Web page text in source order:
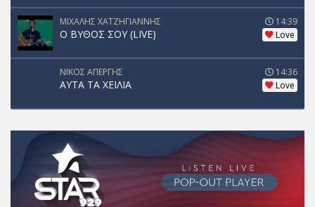
ΜΙΧΑΛΗΣ ΧΑΤΖΗΓΙΑΝΝΗΣ
Ο ΒΥΘΟΣ ΣΟΥ (LIVE)
14:39
Love
ΝΙΚΟΣ ΑΠΕΡΓΗΣ
ΑΥΤΑ ΤΑ ΧΕΙΛΙΑ
14:36
Love